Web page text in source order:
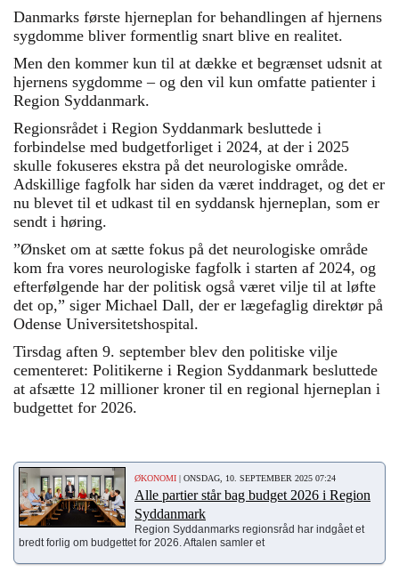
Danmarks første hjerneplan for behandlingen af hjernens
sygdomme bliver formentlig snart blive en realitet.
Men den kommer kun til at dække et begrænset udsnit at
hjernens sygdomme – og den vil kun omfatte patienter i
Region Syddanmark.
Regionsrådet i Region Syddanmark besluttede i
forbindelse med budgetforliget i 2024, at der i 2025
skulle fokuseres ekstra på det neurologiske område.
Adskillige fagfolk har siden da været inddraget, og det er
nu blevet til et udkast til en syddansk hjerneplan, som er
sendt i høring.
”Ønsket om at sætte fokus på det neurologiske område
kom fra vores neurologiske fagfolk i starten af 2024, og
efterfølgende har der politisk også været vilje til at løfte
det op,” siger Michael Dall, der er lægefaglig direktør på
Odense Universitetshospital.
Tirsdag aften 9. september blev den politiske vilje
cementeret: Politikerne i Region Syddanmark besluttede
at afsætte 12 millioner kroner til en regional hjerneplan i
budgettet for 2026.
ØKONOMI | ONSDAG, 10. SEPTEMBER 2025 07:24
Alle partier står bag budget 2026 i Region
Syddanmark
Region Syddanmarks regionsråd har indgået et
bredt forlig om budgettet for 2026. Aftalen samler et